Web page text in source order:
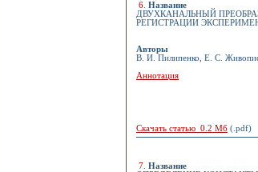
6 Название
ДВУХКАНАЛЬНЫЙ
РЕГИСТРАЦИИ
Авторы
В. И. Пилипенко, Е. С.
Аннотация
Скачать статью 0.2 Мб (.pdf)
7 Название